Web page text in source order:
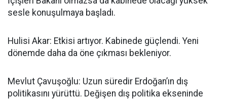
sesle konuşulmaya başladı.
Hulisi Akar: Etkisi artıyor. Kabinede güçlendi. Yeni
dönemde daha da öne çıkması bekleniyor.
Mevlut Çavuşoğlu: Uzun süredir Erdoğan’ın dış
politikasını yürüttü. Değişen dış politika ekseninde